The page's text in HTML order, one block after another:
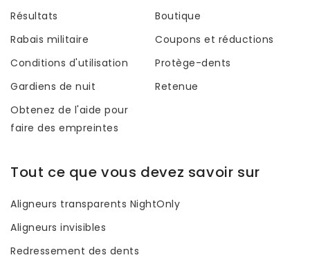
Résultats
Boutique
Rabais militaire
Coupons et réductions
Conditions d'utilisation
Protège-dents
Gardiens de nuit
Retenue
Obtenez de l'aide pour
faire des empreintes
Tout ce que vous devez savoir sur
Aligneurs transparents NightOnly
Aligneurs invisibles
Redressement des dents